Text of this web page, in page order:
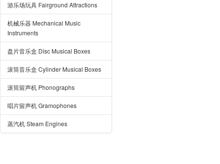
游乐场玩具 Fairground Attractions
机械乐器 Mechanical Music
Instruments
盘片音乐盒 Disc Musical Boxes
滚筒音乐盒 Cylinder Musical Boxes
滚筒留声机 Phonographs
唱片留声机 Gramophones
蒸汽机 Steam Engines